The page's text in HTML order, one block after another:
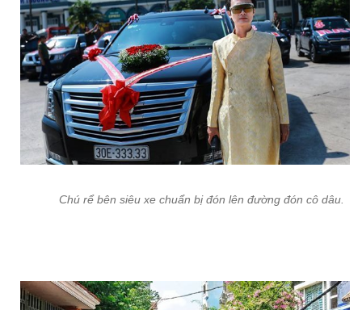
Chú rể bên siêu xe chuẩn bị đón lên đường đón cô dâu.